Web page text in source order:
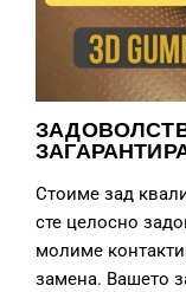
Стоиме зад
сте целосно
молиме
замена. Вашето